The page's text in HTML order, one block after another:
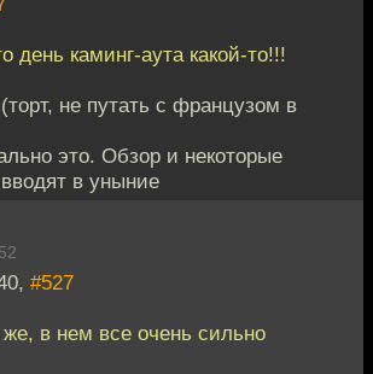
день каминг-аута какой-то!!!
не путать с французом в
это. Обзор и некоторые
в уныние
#527
в нем все очень сильно